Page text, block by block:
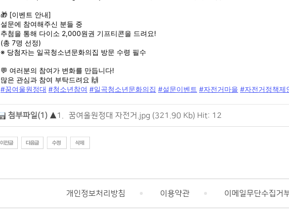
🎁 [이벤트 안내]
설문에 참여해주신 분들 중
추첨을 통해 다이소 2,000원권 기프티콘을 드려요!
(총 7명 선정)
※ 당첨자는 일곡청소년문화의집 방문 수령 필수
💬 여러분의 참여가 변화를 만듭니다!
많은 관심과 참여 부탁드려요 🙌
#꿈여울원정대 #청소년참여 #일곡청소년문화의집 #설문이벤트 #자전거마을 #자전거정책제
첨부파일(1) ▲1. 꿈여울원정대 자전거.jpg (321.90 Kb) Hit: 12
개인정보처리방침 이용약관 이메일무단수집거